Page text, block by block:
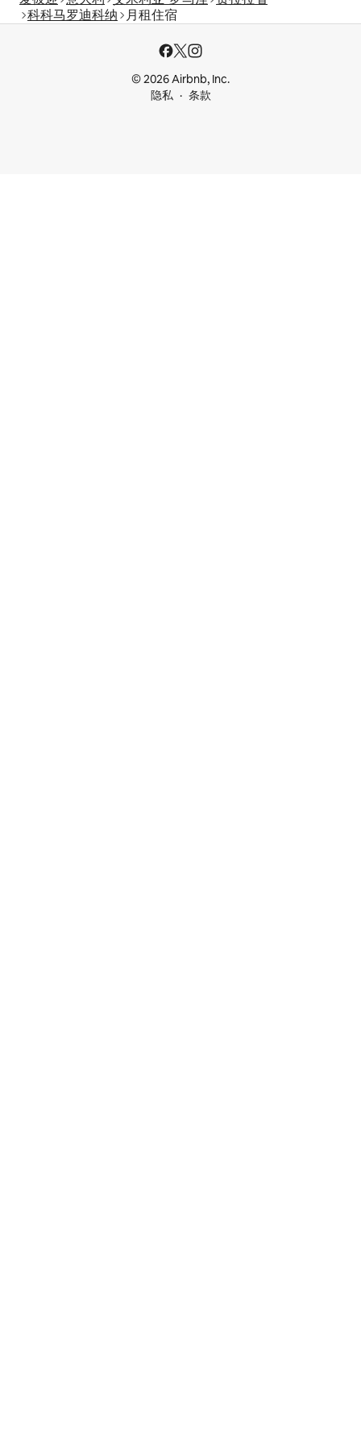
科科马罗迪科纳 月租住宿
© 2026 Airbnb, Inc.
隐私
条款